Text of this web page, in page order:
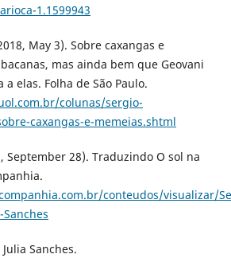
1.1599943
May 3). Sobre caxangas e
mas ainda bem que Geovani
elas. Folha de São Paulo.
colunas/sergio-
caxangas-e-memeias.shtml
September 28). Traduzindo O sol na
conteudos/visualizar/
Sanches.